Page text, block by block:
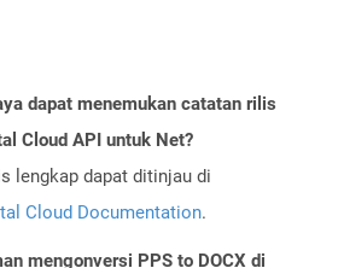
dapat menemukan catatan rilis
Cloud API untuk Net?
lengkap dapat ditinjau di
Cloud Documentation.
mengonversi PPS to DOCX di